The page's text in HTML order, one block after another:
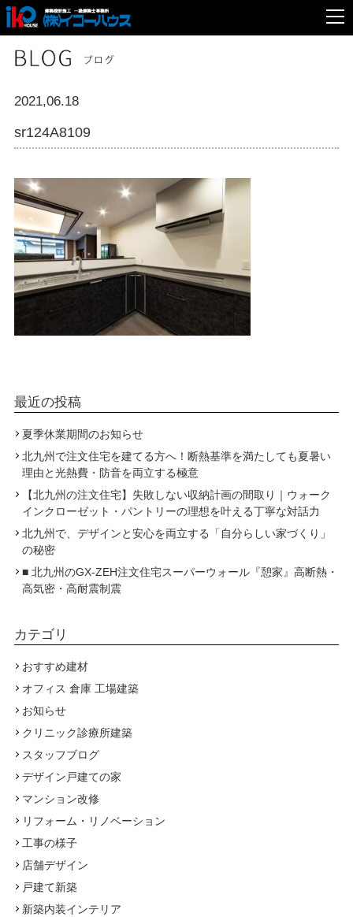
2021,06.18
sr124A8109
最近の投稿
夏季休業期間のお知らせ
北九州で注文住宅を建てる方へ！断熱基準を満たしても夏暑い
理由と光熱費・防音を両立する極意
【北九州の注文住宅】失敗しない収納計画の間取り｜ウォーク
インクローゼット・パントリーの理想を叶える丁寧な対話力
北九州で、デザインと安心を両立する「自分らしい家づくり」
の秘密
■ 北九州のGX-ZEH注文住宅スーパーウォール『憩家』高断熱・
高気密・高耐震制震
カテゴリ
おすすめ建材
オフィス 倉庫 工場建築
お知らせ
クリニック診療所建築
スタッフブログ
デザイン戸建ての家
マンション改修
リフォーム・リノベーション
工事の様子
店舗デザイン
戸建て新築
新築内装インテリア